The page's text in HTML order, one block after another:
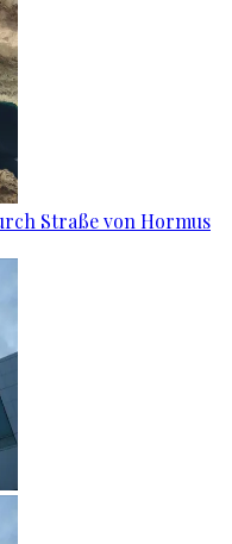
Straße von Hormus